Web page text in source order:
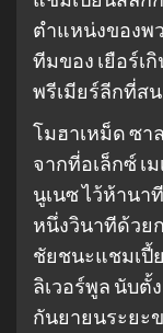
ตำแหน่งของพ
ทีมของ เยือร์เ
พรีเมียร์ลีกที่ส
โมฮาเหม็ด ซา
จากที่อเล็กซ์ เ
นูเนซ ไว้ห้านา
หนึ่งวินาทีด้วย
ชัยชนะแชมเปี้
ลิเวอร์พูล นับตั้
กันยายนระยะ